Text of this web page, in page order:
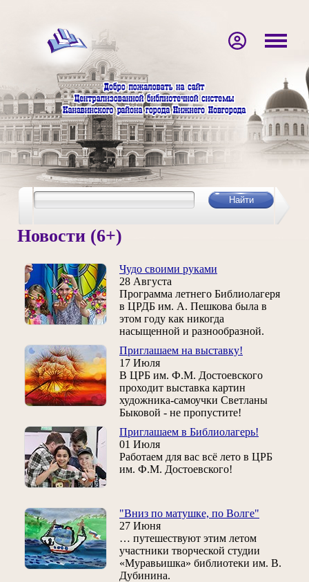
Новости (6+)
Чудо своими руками
28 Августа
Программа летнего Библиолагеря
в ЦРДБ им. А. Пешкова была в
этом году как никогда
насыщенной и разнообразной.
Приглашаем на выставку!
17 Июля
В ЦРБ им. Ф.М. Достоевского
проходит выставка картин
художника-самоучки Светланы
Быковой - не пропустите!
Приглашаем в Библиолагерь!
01 Июля
Работаем для вас всё лето в ЦРБ
им. Ф.М. Достоевского!
"Вниз по матушке, по Волге"
27 Июня
… путешествуют этим летом
участники творческой студии
«Муравьишка» библиотеки им. В.
Дубинина.